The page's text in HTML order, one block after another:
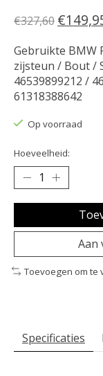
€327,60
Gebruikte BMW
zijsteun / Bout /
46539899212 /
61318388642
Op voorraad
Hoeveelheid:
Aan
Toevoegen om te
Specificaties